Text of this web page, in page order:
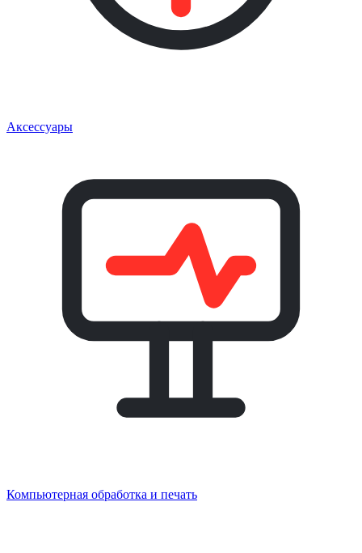
Аксессуары
Компьютерная обработка и печать